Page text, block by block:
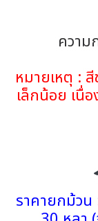
ควา
หมายเหตุ :
เล็กน้อย เนื่
ราคายกม้วน